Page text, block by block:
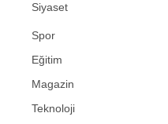
Siyaset
Spor
Eğitim
Magazin
Teknoloji